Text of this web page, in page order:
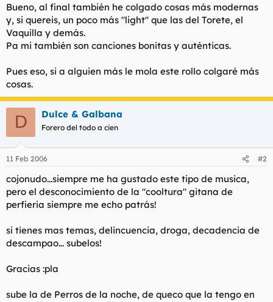
Bueno, al final también he colgado cosas más modernas
y, si quereis, un poco más "light" que las del Torete, el
Vaquilla y demás.
Pa mi también son canciones bonitas y auténticas.
Pues eso, si a alguien más le mola este rollo colgaré más
cosas.
D Dulce & Galbana
Forero del todo a cien
11 Feb 2006 #2
cojonudo...siempre me ha gustado este tipo de musica,
pero el desconocimiento de la "cooltura" gitana de
perfieria siempre me echo patrás!
si tienes mas temas, delincuencia, droga, decadencia de
descampao... subelos!
Gracias :pla
sube la de Perros de la noche, de queco que la tengo en